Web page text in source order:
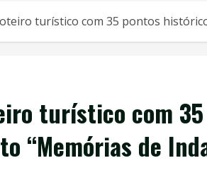
turístico com 35 pontos
turístico com
“Memórias de